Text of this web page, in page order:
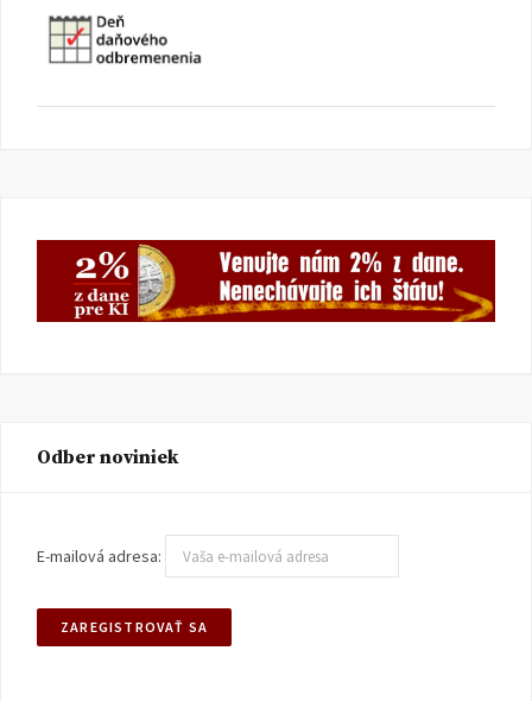
Odber noviniek
E-mailová adresa: